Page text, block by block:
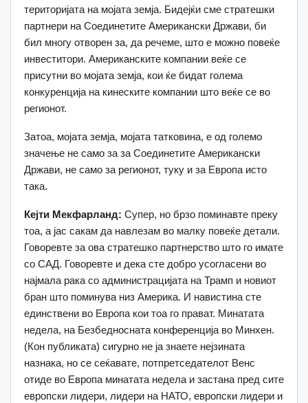
територијата на мојата земја. Бидејќи сме стратешки
партнери на Соединетите Американски Држави, би
бил многу отворен за, да речеме, што е можно повеќе
инвеститори. Американските компании веќе се
присутни во мојата земја, кои ќе бидат голема
конкуренција на кинеските компании што веќе се во
регионот.
Затоа, мојата земја, мојата татковина, е од големо
значење не само за за Соединетите Американски
Држави, не само за регионот, туку и за Европа исто
така.
Кејти Мекфарланд: Супер, но брзо поминавте преку
тоа, а јас сакам да навлезам во малку повеќе детали.
Говоревте за ова стратешко партнерство што го имате
со САД. Говоревте и дека сте добро усогласени во
најмала рака со администрацијата на Трамп и новиот
бран што поминува низ Америка. И навистина сте
единствени во Европа кои тоа го прават. Минатата
недела, на Безбедносната конференција во Минхен.
(Кон публиката) сигурно не ја знаете нејзината
назнака, но се сеќавате, потпретседателот Венс
отиде во Европа минатата недела и застана пред сите
европски лидери, лидери на НАТО, европски лидери и